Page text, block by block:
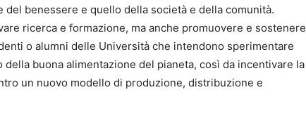
benessere e quello della società e della comunità.
ricerca e formazione, ma anche promuovere e sostenere
o alumni delle Università che intendono sperimentare
buona alimentazione del pianeta, così da incentivare la
un nuovo modello di produzione, distribuzione e